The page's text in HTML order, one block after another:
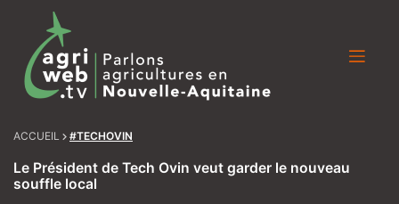
ACCUEIL #TECHOVIN
Le Président de Tech Ovin veut garder le nouveau
souffle local